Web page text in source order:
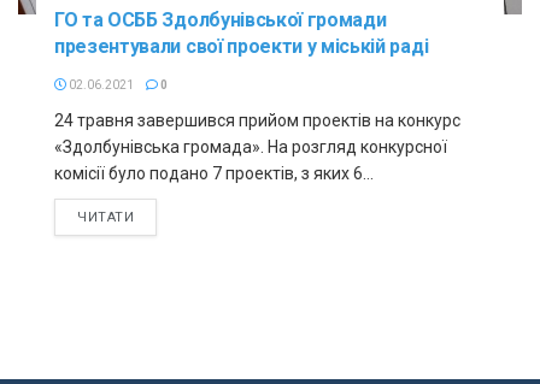
ГО та ОСББ Здолбунівської громади
презентували свої проекти у міській раді
02.06.2021 0
24 травня завершився прийом проектів на конкурс
«Здолбунівська громада». На розгляд конкурсної
комісії було подано 7 проектів, з яких 6...
ЧИТАТИ